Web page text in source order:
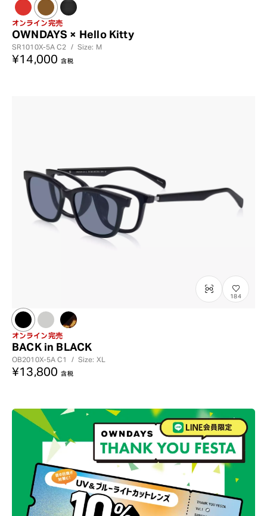
オンライン完売
OWNDAYS × Hello Kitty
SR1010X-5AC2 / Size: M
¥14,000 含税
184
オンライン完売
BACK in BLACK
OB2010X-5AC1 / Size: XL
¥13,800 含税